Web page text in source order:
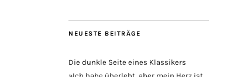
NEUESTE BEITRÄGE
Die dunkle Seite eines Klassikers